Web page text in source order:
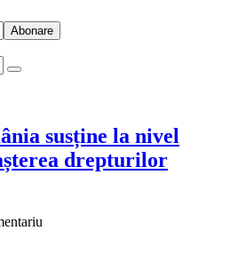
susține la nivel
drepturilor